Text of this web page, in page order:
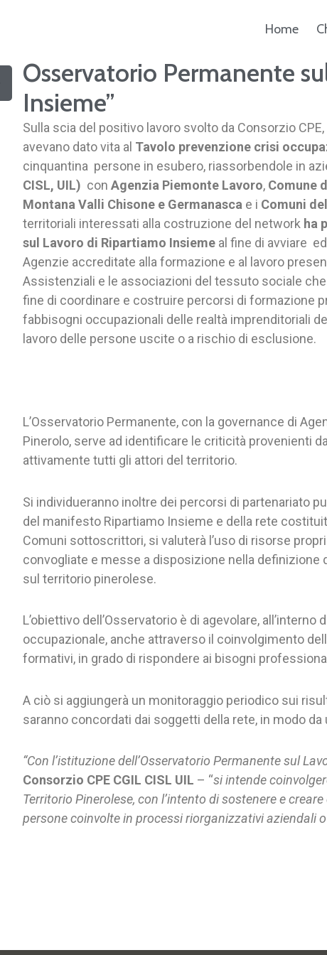
Home
CercaOsservatorio Permanente
Insieme”
Sulla scia del positivo lavoro svolto da Consorzio CPE,
avevano dato vita al Tavolo prevenzione crisi
cinquantina persone in esubero, riassorbendole in
CISL, UIL) con Agenzia Piemonte Lavoro, Comune
Montana Valli Chisone e Germanasca e i Comuni
territoriali interessati alla costruzione del network ha
sul Lavoro di Ripartiamo Insieme al fine di avviare
Agenzie accreditate alla formazione e al lavoro
Assistenziali e le associazioni del tessuto sociale
fine di coordinare e costruire percorsi di formazione
fabbisogni occupazionali delle realtà imprenditoriali
lavoro delle persone uscite o a rischio di esclusione.
L’Osservatorio Permanente, con la governance di
Pinerolo, serve ad identificare le criticità provenienti
attivamente tutti gli attori del territorio.
Si individueranno inoltre dei percorsi di partenariato
del manifesto Ripartiamo Insieme e della rete
Comuni sottoscrittori, si valuterà l’uso di risorse
convogliate e messe a disposizione nella definizione
sul territorio pinerolese.
L’obiettivo dell’Osservatorio è di agevolare,
occupazionale, anche attraverso il coinvolgimento
formativi, in grado di rispondere ai bisogni
A ciò si aggiungerà un monitoraggio periodico sui
saranno concordati dai soggetti della rete, in modo
“Con l’istituzione dell’Osservatorio Permanente sul
Consorzio CPE CGIL CISL UIL – “si intende
Territorio Pinerolese, con l’intento di sostenere e
persone coinvolte in processi riorganizzativi aziendali